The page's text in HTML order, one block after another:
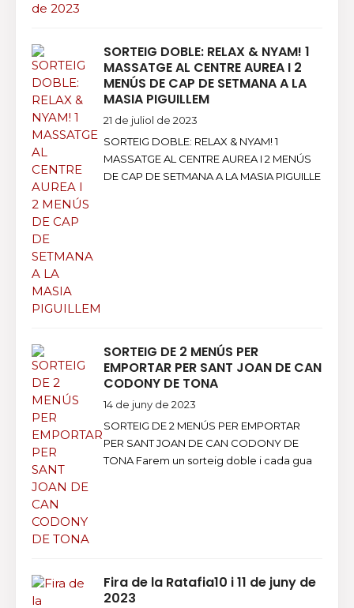
SORTEIG DOBLE: RELAX & NYAM! 1
MASSATGE AL CENTRE AUREA I 2
MENÚS DE CAP DE SETMANA A LA
MASIA PIGUILLEM
21 de juliol de 2023
SORTEIG DOBLE: RELAX & NYAM! 1
MASSATGE AL CENTRE AUREA I 2 MENÚS
DE CAP DE SETMANA A LA MASIA PIGUILLE
SORTEIG DE 2 MENÚS PER
EMPORTAR PER SANT JOAN DE CAN
CODONY DE TONA
14 de juny de 2023
SORTEIG DE 2 MENÚS PER EMPORTAR
PER SANT JOAN DE CAN CODONY DE
TONA Farem un sorteig doble i cada gua
Fira de la Ratafia10 i 11 de juny de
2023